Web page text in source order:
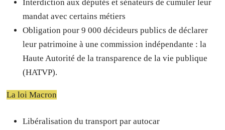
Interdiction aux députés et sénateurs de cumuler leur
mandat avec certains métiers
Obligation pour 9 000 décideurs publics de déclarer
leur patrimoine à une commission indépendante : la
Haute Autorité de la transparence de la vie publique
(HATVP).
La loi Macron
Libéralisation du transport par autocar